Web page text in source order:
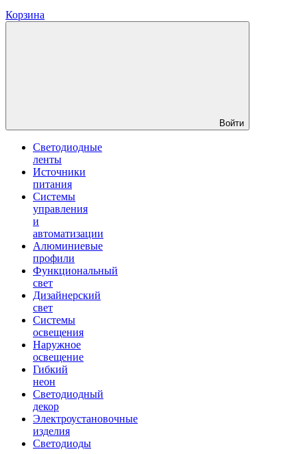
Корзина
Войти
Светодиодные
ленты
Источники
питания
Системы
управления
и
автоматизации
Алюминиевые
профили
Функциональный
свет
Дизайнерский
свет
Системы
освещения
Наружное
освещение
Гибкий
неон
Светодиодный
декор
Электроустановочные
изделия
Светодиоды